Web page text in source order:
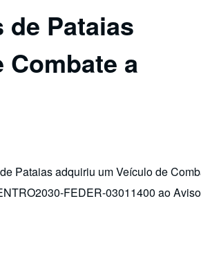
Pataias
a
Pataias adquiriu um Veículo de
FEDER-03011400 ao Aviso